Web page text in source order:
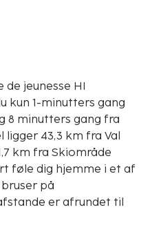
de jeunesse HI
kun 1-minutters gang
8 minutters gang fra
km fra Skiområde
føle dig hjemme i et af
på
er afrundet til